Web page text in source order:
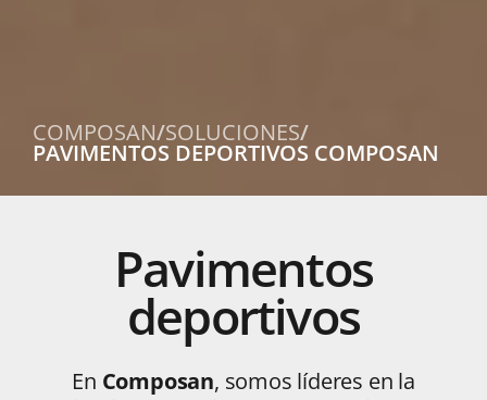
COMPOSAN/SOLUCIONES/
PAVIMENTOS DEPORTIVOS COMPOSAN
Pavimentos
deportivos
En Composan, somos líderes en la